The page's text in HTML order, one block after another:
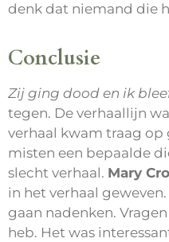
denk dat niemand die
Conclusie
Zij ging dood en ik
tegen. De verhaallijn
verhaal kwam traag op
misten een bepaalde
slecht verhaal. Mary
in het verhaal
gaan nadenken.
heb. Het was